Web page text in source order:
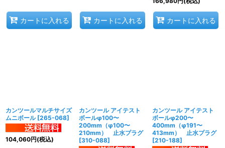
カートに入れる カートに入れる カートに入れる
カンツールマルチサイズ
ムニボール [265-068]
104,060円(税込)
カンツール アイテスト
ボールφ100〜
200mm（φ100〜
210mm） 止水プラグ
[310-088]
カンツール アイテスト
ボールφ200〜
400mm（φ191〜
413mm） 止水プラグ
[210-188]